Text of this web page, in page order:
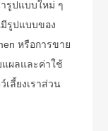
รูปแบบใหม่ ๆ
รูปแบบของ
หรือการขาย
แผลและค่าใช้
ลี้ยงเราส่วน